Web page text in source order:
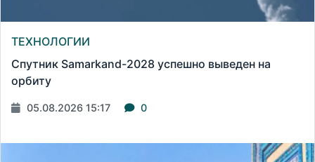
ТЕХНОЛОГИИ
Спутник Samarkand-2028 успешно выведен на
орбиту
05.08.2026 15:17 0